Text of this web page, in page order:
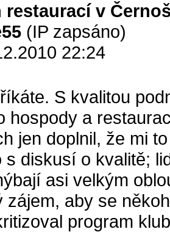
restaurací v
(IP zapsáno)
22:24
S kvalitou
hospody a
jen doplnil, že mi
s diskusí o kvalitě;
asi velkým
zájem, aby se
program